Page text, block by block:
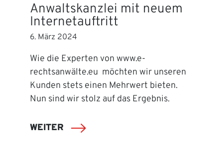
Anwaltskanzlei mit neuem
Internetauftritt
6. März 2024
Wie die Experten von www.e-
rechtsanwälte.eu möchten wir unseren
Kunden stets einen Mehrwert bieten.
Nun sind wir stolz auf das Ergebnis.
WEITER